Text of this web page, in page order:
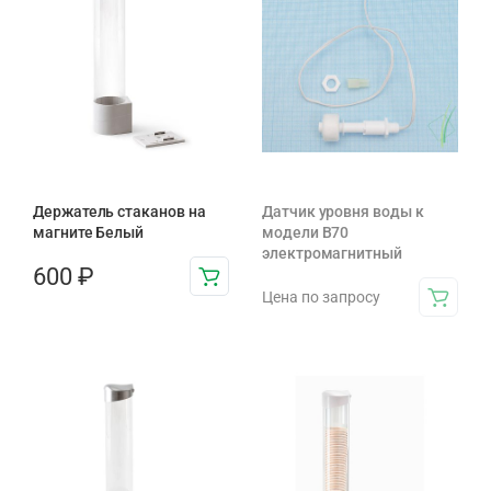
Держатель стаканов на
магните Белый
600 ₽
Датчик уровня воды к
модели B70
электромагнитный
Цена по запросу